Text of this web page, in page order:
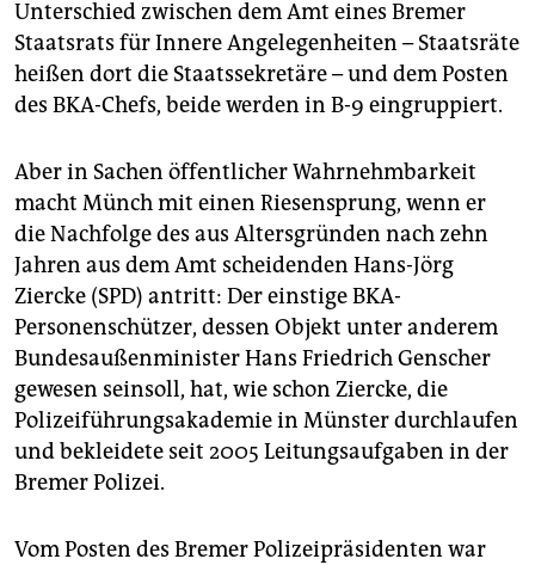
epaper login
Unterschied zwischen dem Amt eines Bremer
Staatsrats für Innere Angelegenheiten – Staatsräte
heißen dort die Staatssekretäre – und dem Posten
des BKA-Chefs, beide werden in B-9 eingruppiert.
Aber in Sachen öffentlicher Wahrnehmbarkeit
macht Münch mit einen Riesensprung, wenn er
die Nachfolge des aus Altersgründen nach zehn
Jahren aus dem Amt scheidenden Hans-Jörg
Ziercke (SPD) antritt: Der einstige BKA-
Personenschützer, dessen Objekt unter anderem
Bundesaußenminister Hans Friedrich Genscher
gewesen seinsoll, hat, wie schon Ziercke, die
Polizeiführungsakademie in Münster durchlaufen
und bekleidete seit 2005 Leitungsaufgaben in der
Bremer Polizei.
Vom Posten des Bremer Polizeipräsidenten war